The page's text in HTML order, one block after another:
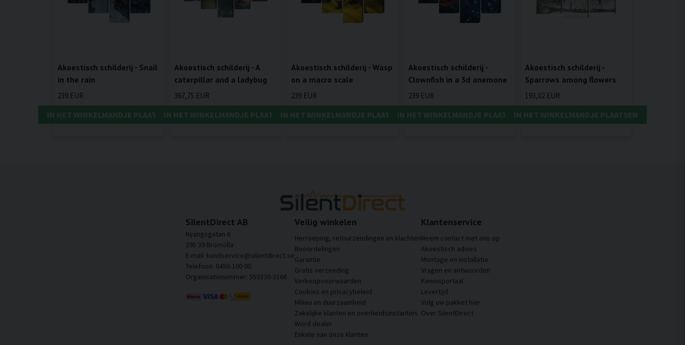
Akoestisch schilderij - Snail
in the rain
239 EUR
IN HET WINKELMANDJE PLAATSEN
Akoestisch schilderij - A
caterpillar and a ladybug
367,75 EUR
IN HET WINKELMANDJE PLAATSEN
Akoestisch schilderij - Wasp
on a macro scale
239 EUR
IN HET WINKELMANDJE PLAATSEN
Akoestisch schilderij -
Clownfish in a 3d anemone
239 EUR
IN HET WINKELMANDJE PLAATSEN
Akoestisch schilderij -
Sparrows among flowers
193,02 EUR
IN HET WINKELMANDJE PLAATSEN
SilentDirect AB
Nyängsgatan 6
295 39 Bromölla
E-mail: kundservice@silentdirect.se
Telefoon: 0456-100 00
Organisatienummer: 559330-3166
Veilig winkelen
Herroeping, retourzendingen en klachten
Beoordelingen
Garantie
Gratis verzending
Verkoopvoorwaarden
Cookies en privacybeleid
Milieu en duurzaamheid
Zakelijke klanten en overheidsinstanties
Word dealer
Enkele van onze klanten
Klantenservice
Neem contact met ons op
Akoestisch advies
Montage en installatie
Vragen en antwoorden
Kennisportaal
Levertijd
Volg uw pakket hier
Over SilentDirect